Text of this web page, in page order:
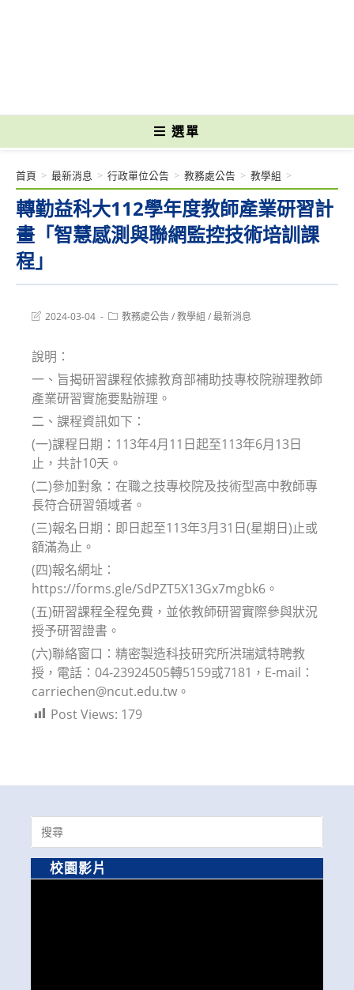
選單
轉勤益科大112學年度教師產業研習計
畫「智慧感測與聯網監控技術培訓課
程」
首頁 > 最新消息 > 行政單位公告 > 教務處公告 > 教學組 >
Post2024-03-04
Post教務處公告/教學組 /最新消息
說明：
一、旨揭研習課程依據教育部補助技專校院辦理教師
產業研習實施要點辦理。
二、課程資訊如下：
(一)課程日期：113年4月11日起至113年6月13日
止，共計10天。
(二)參加對象：在職之技專校院及技術型高中教師專
長符合研習領域者。
(三)報名日期：即日起至113年3月31日(星期日)止或
額滿為止。
(四)報名網址：
https://forms.gle/SdPZT5X13Gx7mgbk6。
(五)研習課程全程免費，並依教師研習實際參與狀況
授予研習證書。
(六)聯絡窗口：精密製造科技研究所洪瑞斌特聘教
授，電話：04-23924505轉5159或7181，E-mail：
carriechen@ncut.edu.tw。
Post Views: 179
Search
for:
校園影片